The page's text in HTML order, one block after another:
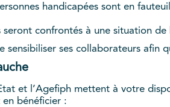
handicapées sont en
seront confrontés à une situation
sensibiliser ses collaborateurs afin
et l’Agefiph mettent à votre
en bénéficier :